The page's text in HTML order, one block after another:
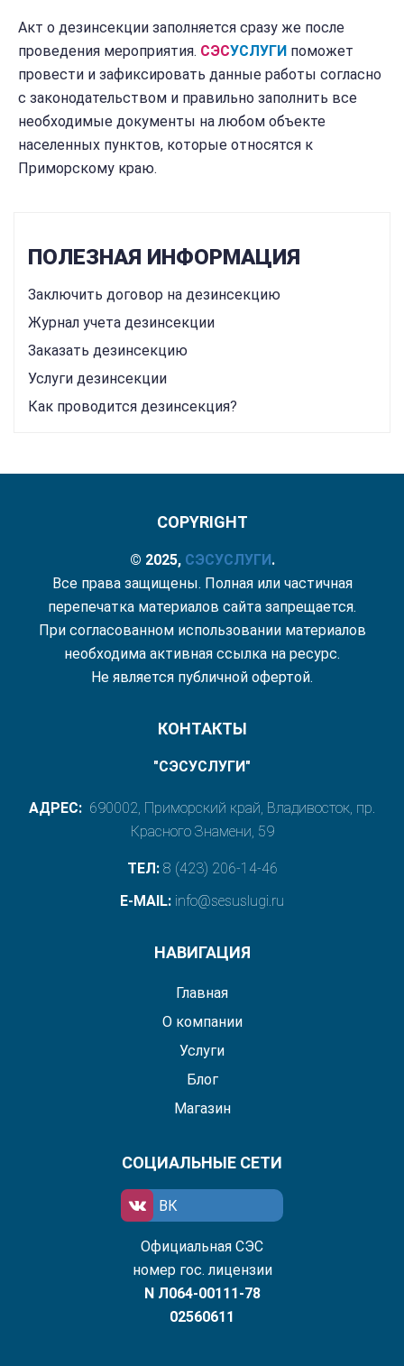
Акт о дезинсекции заполняется сразу же после
проведения мероприятия. СЭСУСЛУГИ поможет
провести и зафиксировать данные работы согласно
с законодательством и правильно заполнить все
необходимые документы на любом объекте
населенных пунктов, которые относятся к
Приморскому краю.
ПОЛЕЗНАЯ ИНФОРМАЦИЯ
Заключить договор на дезинсекцию
Журнал учета дезинсекции
Заказать дезинсекцию
Услуги дезинсекции
Как проводится дезинсекция?
COPYRIGHT
© 2025, СЭСУСЛУГИ.
Все права защищены. Полная или частичная
перепечатка материалов сайта запрещается.
При согласованном использовании материалов
необходима активная ссылка на ресурс.
Не является публичной офертой.
КОНТАКТЫ
"СЭСУСЛУГИ"
АДРЕС: 690002, Приморский край, Владивосток, пр.
Красного Знамени, 59
ТЕЛ: 8 (423) 206-14-46
E-MAIL: info@sesuslugi.ru
НАВИГАЦИЯ
Главная
О компании
Услуги
Блог
Магазин
СОЦИАЛЬНЫЕ СЕТИ
ВК
Официальная СЭС
номер гос. лицензии
N Л064-00111-78
02560611